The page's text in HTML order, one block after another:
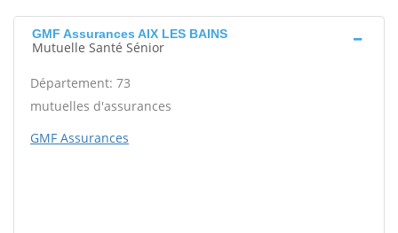
GMF Assurances AIX LES BAINS
Mutuelle Santé Sénior
Département: 73
mutuelles d'assurances
GMF Assurances